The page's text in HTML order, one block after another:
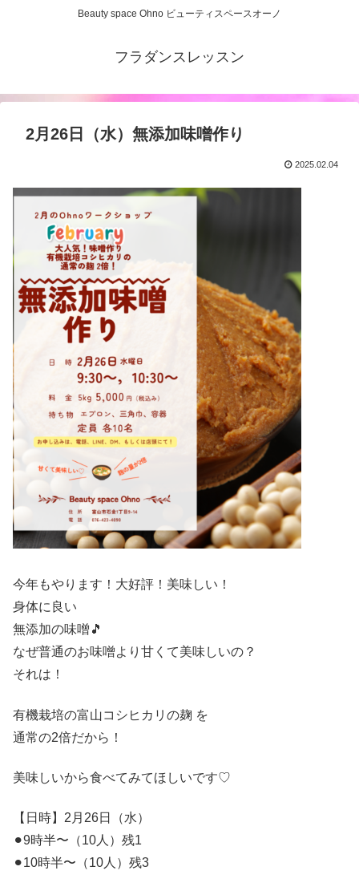
Beauty space Ohno ビューティスペースオーノ
フラダンスレッスン
2月26日（水）無添加味噌作り
2025.02.04
今年もやります！大好評！美味しい！
身体に良い
無添加の味噌🎵
なぜ普通のお味噌より甘くて美味しいの？
それは！
有機栽培の富山コシヒカリの麹 を
通常の2倍だから！
美味しいから食べてみてほしいです♡
【日時】2月26日（水）
⚫︎9時半〜（10人）残1
⚫︎10時半〜（10人）残3